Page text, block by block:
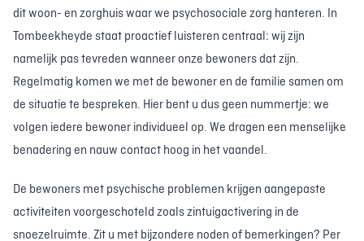
dit woon- en zorghuis waar we psychosociale zorg hanteren. In
Tombeekheyde staat proactief luisteren centraal: wij zijn
namelijk pas tevreden wanneer onze bewoners dat zijn.
Regelmatig komen we met de bewoner en de familie samen om
de situatie te bespreken. Hier bent u dus geen nummertje: we
volgen iedere bewoner individueel op. We dragen een menselijke
benadering en nauw contact hoog in het vaandel.
De bewoners met psychische problemen krijgen aangepaste
activiteiten voorgeschoteld zoals zintuigactivering in de
snoezelruimte. Zit u met bijzondere noden of bemerkingen? Per